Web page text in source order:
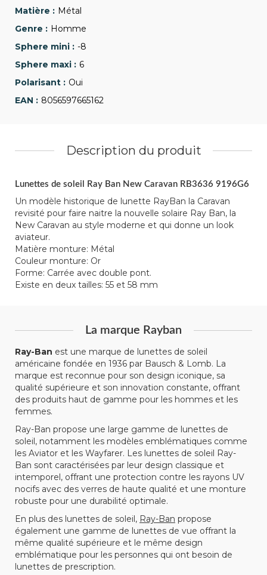
Métal
Homme
-8
6
Oui
8056597665162
Description du produit
Lunettes de soleil Ray Ban New Caravan RB3636 9196G6
Un modèle historique de lunette RayBan la Caravan
revisité pour faire naitre la nouvelle solaire Ray Ban, la
New Caravan au style moderne et qui donne un look
aviateur.
Matière monture: Métal
Couleur monture: Or
Forme: Carrée avec double pont.
Existe en deux tailles: 55 et 58 mm
La marque Rayban
Ray-Ban est une marque de lunettes de soleil
américaine fondée en 1936 par Bausch & Lomb. La
marque est reconnue pour son design iconique, sa
qualité supérieure et son innovation constante, offrant
des produits haut de gamme pour les hommes et les
femmes.
Ray-Ban propose une large gamme de lunettes de
soleil, notamment les modèles emblématiques comme
les Aviator et les Wayfarer. Les lunettes de soleil Ray-
Ban sont caractérisées par leur design classique et
intemporel, offrant une protection contre les rayons UV
nocifs avec des verres de haute qualité et une monture
robuste pour une durabilité optimale.
En plus des lunettes de soleil, Ray-Ban propose
également une gamme de lunettes de vue offrant la
même qualité supérieure et le même design
emblématique pour les personnes qui ont besoin de
lunettes de prescription.